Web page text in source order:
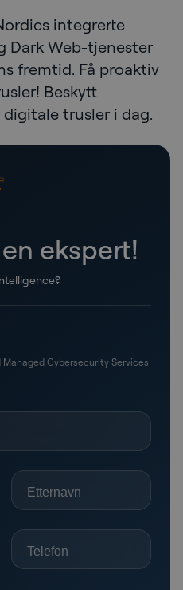
integrerte
Dark Web-tjenester
fremtid. Få proaktiv
Beskytt
trusler i dag.
ekspert!
Managed Cybersecurity Services